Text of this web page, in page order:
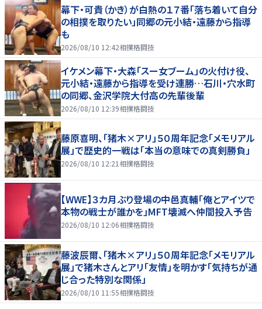
幕下・可貴（かき）が白熱の１７番「落ち着いて自分
の相撲を取りたい」同郷の元小結・遠藤から指導
も
2026/08/10 12:42相撲格闘技
イケメン幕下・大森「スー女ブーム」の火付け役、
元小結・遠藤から指導を受け連勝…石川・穴水町
の同郷、金沢学院大付高の先輩後輩
2026/08/10 12:39相撲格闘技
藤原喜明、「猪木×アリ」５０周年記念「メモリアル
展」で歴史的一戦は「本当の意味での真剣勝負」
2026/08/10 12:21 相撲格闘技
【WWE】３カ月ぶり登場の中邑真輔「俺とアイツで
本物の戦士が誰かを」MFT壊滅へ仲間投入予告
2026/08/10 12:06相撲格闘技
藤波辰爾、「猪木×アリ」５０周年記念「メモリアル
展」で猪木さんとアリ「友情」を明かす「気持ちが通
じ合った特別な関係」
2026/08/10 11:55相撲格闘技